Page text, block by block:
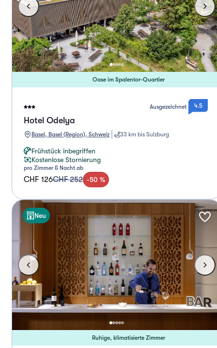
Oase im Spalentor-Quartier
Ausgezeichnet 4.5
Hotel Odelya
Basel, Basel (Region), Schweiz 33 km bis Sulzburg
Frühstück inbegriffen
Kostenlose Stornierung
pro Zimmer & Nacht ab
CHF 126CHF 252 -50 %
Neu
Ruhige, klimatisierte Zimmer